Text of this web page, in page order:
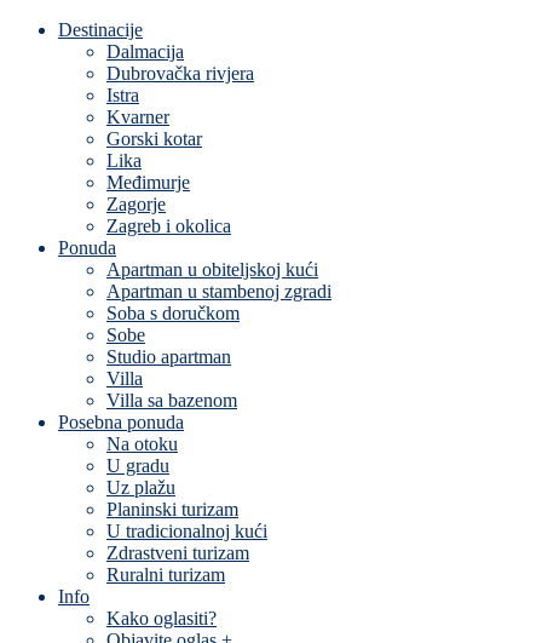
Destinacije
Dalmacija
Dubrovačka rivjera
Istra
Kvarner
Gorski kotar
Lika
Međimurje
Zagorje
Zagreb i okolica
Ponuda
Apartman u obiteljskoj kući
Apartman u stambenoj zgradi
Soba s doručkom
Sobe
Studio apartman
Villa
Villa sa bazenom
Posebna ponuda
Na otoku
U gradu
Uz plažu
Planinski turizam
U tradicionalnoj kući
Zdrastveni turizam
Ruralni turizam
Info
Kako oglasiti?